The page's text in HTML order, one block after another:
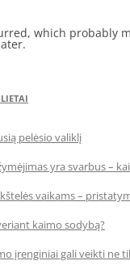
which probably
pelėsio valiklį
yra svarbus –
vaikams –
kaimo sodybą?
įrenginiai gali veikti ne